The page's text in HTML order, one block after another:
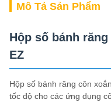
Mô Tả Sản Phẩm
Hộp số bánh
EZ
Hộp số bánh răng côn
tốc độ cho các ứng dụng